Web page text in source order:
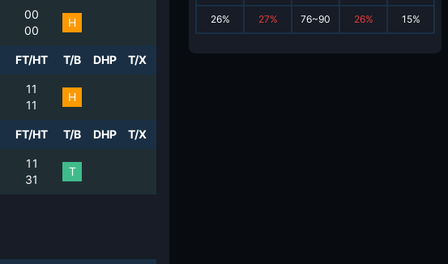
0
0
0
0
H
FT/HT T/B DHP T/X
1
1
1
1
H
FT/HT T/B DHP T/X
1
3
1
1
T
26% 27% 76~90 26% 15%